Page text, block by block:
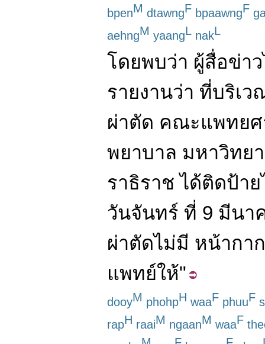
bpenM dtawngF bpaawngF
aehngM yaangL nakL
โดยพบว่า ผู้สื่อข่าว
รายงานว่า ที่บริเว
ผ่าตัด คณะแพทย
พยาบาล มหาวิทย
ราธิราช ได้ติดป้าย
วันจันทร์ ที่ 9 มีนา
ผ่าตัดไม่มี หน้ากา
แพทย์ให้"
dooyM phohpH waaF phuuF
rapH raaiM ngaanM waaF